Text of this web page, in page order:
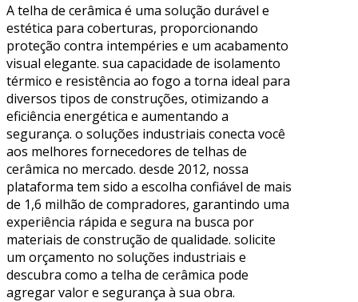
A telha de cerâmica é uma solução durável e
estética para coberturas, proporcionando
proteção contra intempéries e um acabamento
visual elegante. sua capacidade de isolamento
térmico e resistência ao fogo a torna ideal para
diversos tipos de construções, otimizando a
eficiência energética e aumentando a
segurança. o soluções industriais conecta você
aos melhores fornecedores de telhas de
cerâmica no mercado. desde 2012, nossa
plataforma tem sido a escolha confiável de mais
de 1,6 milhão de compradores, garantindo uma
experiência rápida e segura na busca por
materiais de construção de qualidade. solicite
um orçamento no soluções industriais e
descubra como a telha de cerâmica pode
agregar valor e segurança à sua obra.